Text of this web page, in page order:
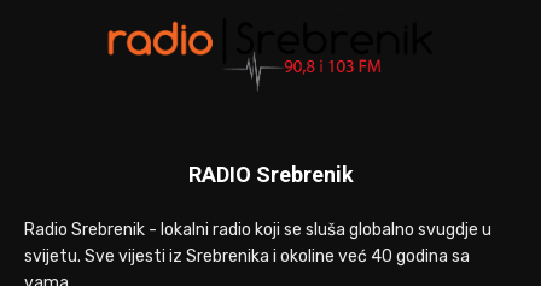
RADIO Srebrenik
Radio Srebrenik - lokalni radio koji se sluša globalno svugdje u
svijetu. Sve vijesti iz Srebrenika i okoline već 40 godina sa